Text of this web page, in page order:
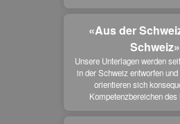
«Aus der
Schweiz»
Unsere Unterlagen werden
in der Schweiz entworfen
orientieren sich
Kompetenzbereichen des